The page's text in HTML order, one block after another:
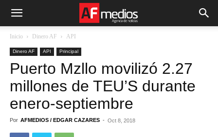
Inicio Dinero AF API
Dinero AF API Principal
Puerto Mzllo movilizó 2.27
millones de TEU’S durante
enero-septiembre
Por AFMEDIOS / EDGAR CAZARES - Oct 8, 2018